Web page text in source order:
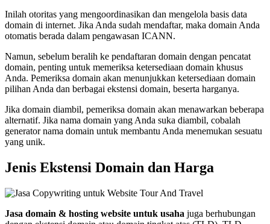
Inilah otoritas yang mengoordinasikan dan mengelola basis data
domain di internet. Jika Anda sudah mendaftar, maka domain Anda
otomatis berada dalam pengawasan ICANN.
Namun, sebelum beralih ke pendaftaran domain dengan pencatat
domain, penting untuk memeriksa ketersediaan domain khusus
Anda. Pemeriksa domain akan menunjukkan ketersediaan domain
pilihan Anda dan berbagai ekstensi domain, beserta harganya.
Jika domain diambil, pemeriksa domain akan menawarkan beberapa
alternatif. Jika nama domain yang Anda suka diambil, cobalah
generator nama domain untuk membantu Anda menemukan sesuatu
yang unik.
Jenis Ekstensi Domain dan Harga
Jasa domain & hosting website untuk usaha juga berhubungan